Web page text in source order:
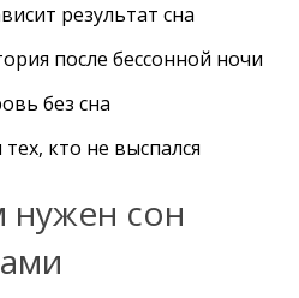
результат сна
после бессонной ночи
без сна
кто не выспался
нужен сон